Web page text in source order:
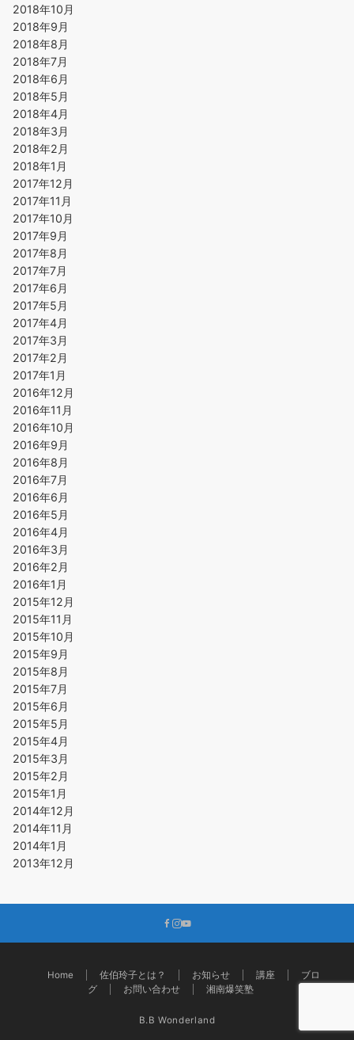
2018年10月
2018年9月
2018年8月
2018年7月
2018年6月
2018年5月
2018年4月
2018年3月
2018年2月
2018年1月
2017年12月
2017年11月
2017年10月
2017年9月
2017年8月
2017年7月
2017年6月
2017年5月
2017年4月
2017年3月
2017年2月
2017年1月
2016年12月
2016年11月
2016年10月
2016年9月
2016年8月
2016年7月
2016年6月
2016年5月
2016年4月
2016年3月
2016年2月
2016年1月
2015年12月
2015年11月
2015年10月
2015年9月
2015年8月
2015年7月
2015年6月
2015年5月
2015年4月
2015年3月
2015年2月
2015年1月
2014年12月
2014年11月
2014年1月
2013年12月
Home 佐伯玲子とは？ お知らせ 講座
ブロ
グ
お問い合わせ 湘南爆笑塾
B.B Wonderland